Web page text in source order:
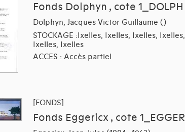
Fonds Dolphyn , cote 1_DOLPH
Dolphyn, Jacques Victor Guillaume ()
STOCKAGE :Ixelles, Ixelles, Ixelles, Ixelles,
Ixelles, Ixelles
ACCES : Accès partiel
[FONDS]
Fonds Eggericx , cote 1_EGGER